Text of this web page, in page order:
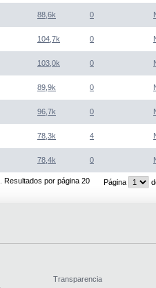
88,6k 0
104,7k 0
103,0k 0
89,9k 0
96,7k 0
78,3k 4
78,4k 0
Resultados por página 20 Página
Transparencia